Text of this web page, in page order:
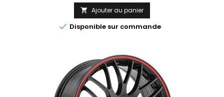
 Ajouter au panier
 Disponible sur commande